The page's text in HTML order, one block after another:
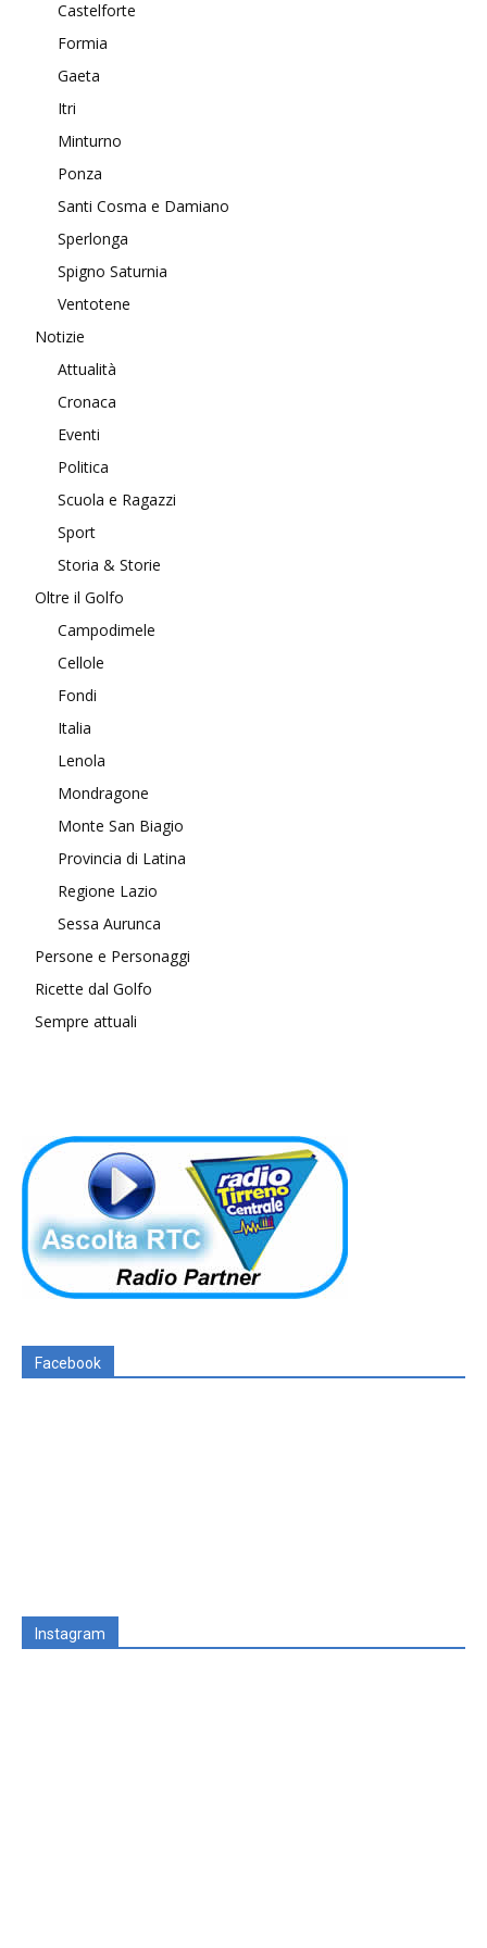
Castelforte
Formia
Gaeta
Itri
Minturno
Ponza
Santi Cosma e Damiano
Sperlonga
Spigno Saturnia
Ventotene
Notizie
Attualità
Cronaca
Eventi
Politica
Scuola e Ragazzi
Sport
Storia & Storie
Oltre il Golfo
Campodimele
Cellole
Fondi
Italia
Lenola
Mondragone
Monte San Biagio
Provincia di Latina
Regione Lazio
Sessa Aurunca
Persone e Personaggi
Ricette dal Golfo
Sempre attuali
Facebook
Instagram